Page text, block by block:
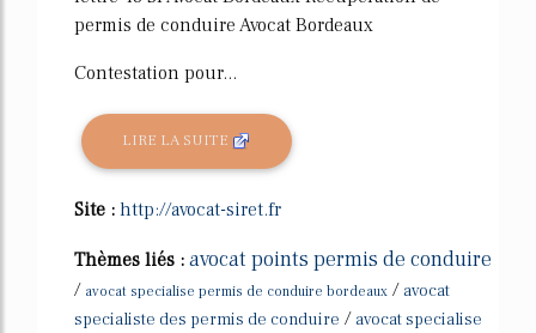
permis de conduire Avocat Bordeaux
Contestation pour...
LIRE LA SUITE
Site : http://avocat-siret.fr
Thèmes liés : avocat points permis de conduire
/ avocat specialise permis de conduire bordeaux / avocat
specialiste des permis de conduire / avocat specialise